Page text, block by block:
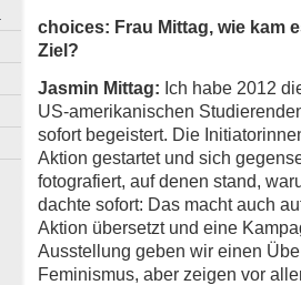
choices: Frau Mittag, wie kam
Ziel?
Jasmin Mittag: Ich habe 2012
US-amerikanischen
sofort begeistert. Die
Aktion gestartet und sich
fotografiert, auf denen stand,
dachte sofort: Das macht auch
Aktion übersetzt und eine
Ausstellung geben wir einen
Feminismus, aber zeigen vor